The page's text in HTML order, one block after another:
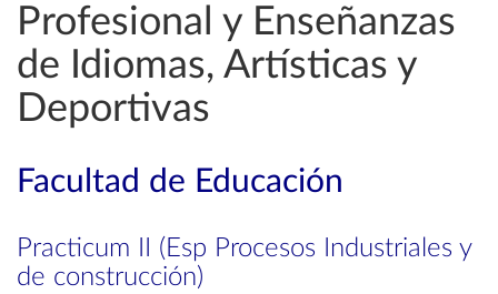
Profesional y Enseñanzas
de Idiomas, Artísticas y
Deportivas
Facultad de Educación
Practicum II (Esp Procesos Industriales y
de construcción)